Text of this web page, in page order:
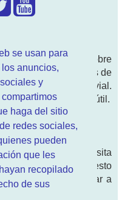
se usan para
anuncios,
y
haga del sitio
redes sociales,
pueden
que les
recopilado
de sus
Te contamos sobre
de conducir, noticias de
todo seguridad vial.
de información DGT útil.
la pagina, visita
. Aquí tienes nuesto
no queremos engañar a